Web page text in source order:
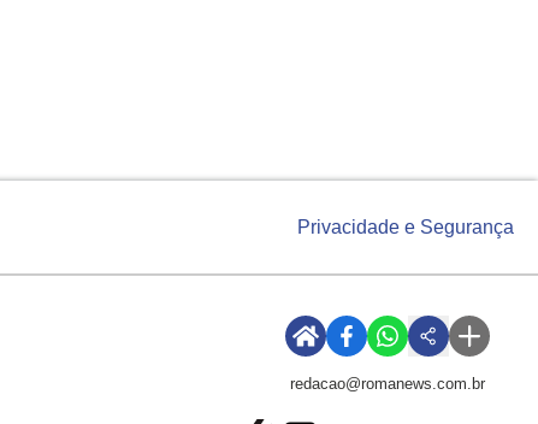
Privacidade e Segurança
redacao@romanews.com.br